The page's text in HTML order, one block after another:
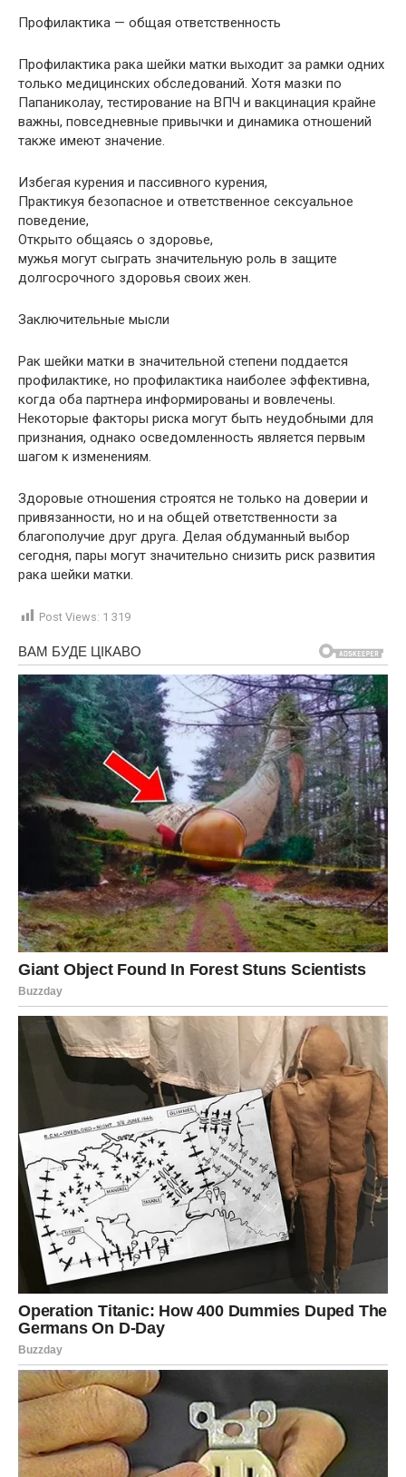
Профилактика — общая ответственность
Профилактика рака шейки матки выходит за рамки одних
только медицинских обследований. Хотя мазки по
Папаниколау, тестирование на ВПЧ и вакцинация крайне
важны, повседневные привычки и динамика отношений
также имеют значение.
Избегая курения и пассивного курения,
Практикуя безопасное и ответственное сексуальное
поведение,
Открыто общаясь о здоровье,
мужья могут сыграть значительную роль в защите
долгосрочного здоровья своих жен.
Заключительные мысли
Рак шейки матки в значительной степени поддается
профилактике, но профилактика наиболее эффективна,
когда оба партнера информированы и вовлечены.
Некоторые факторы риска могут быть неудобными для
признания, однако осведомленность является первым
шагом к изменениям.
Здоровые отношения строятся не только на доверии и
привязанности, но и на общей ответственности за
благополучие друг друга. Делая обдуманный выбор
сегодня, пары могут значительно снизить риск развития
рака шейки матки.
Post Views: 1 319